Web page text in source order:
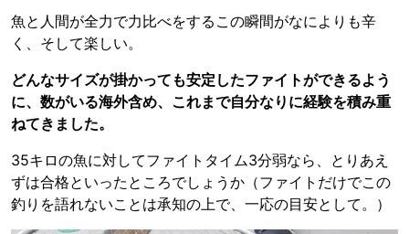
魚と人間が全力で力比べをするこの瞬間がなによりも辛
く、そして楽しい。
どんなサイズが掛かっても安定したファイトができるよう
に、数がいる海外含め、これまで自分なりに経験を積み重
ねてきました。
35キロの魚に対してファイトタイム3分弱なら、とりあえ
ずは合格といったところでしょうか（ファイトだけでこの
釣りを語れないことは承知の上で、一応の目安として。）